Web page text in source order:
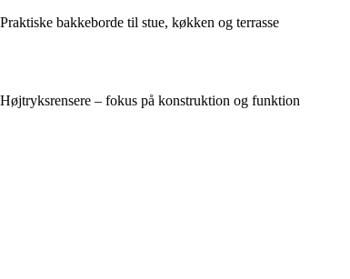
Praktiske bakkeborde til stue, køkken og terrasse
Højtryksrensere – fokus på konstruktion og funktion